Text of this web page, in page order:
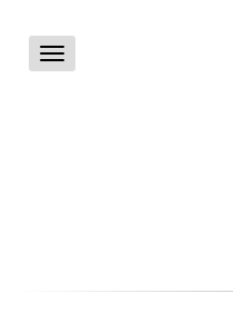
Toggle